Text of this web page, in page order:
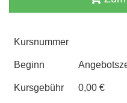
Kursnummer
Beginn
Kursgebühr 0,00 €